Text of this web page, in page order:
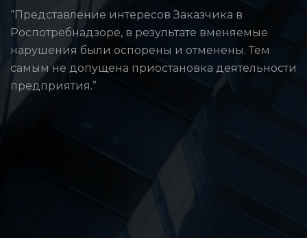
“Представление интересов Заказчика в
Роспотребнадзоре, в результате вменяемые
нарушения были оспорены и отменены. Тем
самым не допущена приостановка деятельности
предприятия.”